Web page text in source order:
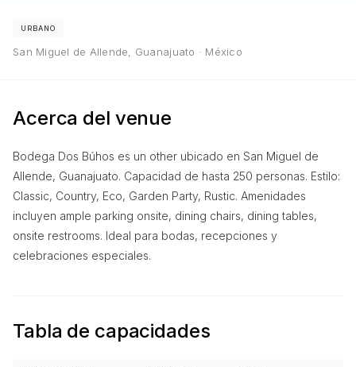
URBANO
San Miguel de Allende, Guanajuato · México
Acerca del venue
Bodega Dos Búhos es un other ubicado en San Miguel de
Allende, Guanajuato. Capacidad de hasta 250 personas. Estilo:
Classic, Country, Eco, Garden Party, Rustic. Amenidades
incluyen ample parking onsite, dining chairs, dining tables,
onsite restrooms. Ideal para bodas, recepciones y
celebraciones especiales.
Tabla de capacidades